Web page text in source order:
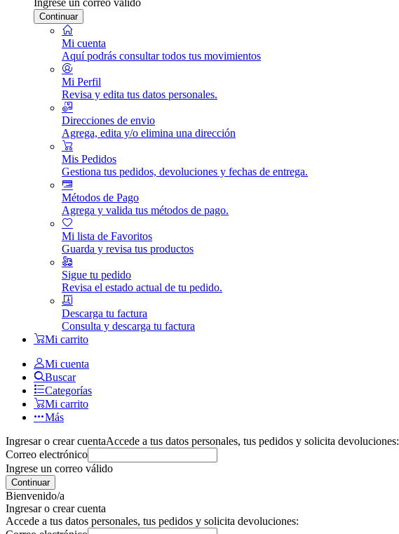
Continuar
Mi cuenta
Aquí podrás consultar todos tus movimientos
Mi Perfil
Revisa y edita tus datos personales.
Direcciones de envio
Agrega, edita y/o elimina una dirección
Mis Pedidos
Gestiona tus pedidos, devoluciones y fechas de entrega.
Métodos de Pago
Agrega y valida tus métodos de pago.
Mi lista de Favoritos
Guarda y revisa tus productos
Sigue tu pedido
Revisa el estado actual de tu pedido.
Descarga tu factura
Consulta y descarga tu factura
Mi carrito
Mi cuenta
Buscar
Categorías
Mi carrito
Más
Ingresar o crear cuentaAccede a tus datos personales, tus pedidos y solicita devoluciones:
Correo electrónico
Ingrese un correo válido
Continuar
Bienvenido/a
Ingresar o crear cuenta
Accede a tus datos personales, tus pedidos y solicita devoluciones: